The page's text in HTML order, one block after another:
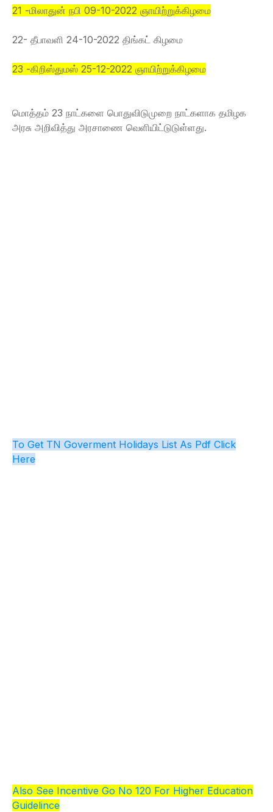
21 -மிலாதுன் நபி 09-10-2022 ஞாயிற்றுக்கிழமை
22- தீபாவளி 24-10-2022 திங்கட் கிழமை
23 -கிறிஸ்துமஸ் 25-12-2022 ஞாயிற்றுக்கிழமை
மொத்தம் 23 நாட்களை பொதுவிடுமுறை நாட்களாக தமிழக
அரசு அறிவித்து அரசாணை வெளியிட்டுடுள்ளது.
To Get TN Goverment Holidays List As Pdf Click
Here
Also See Incentive Go No 120 For Higher Education
Guidelince